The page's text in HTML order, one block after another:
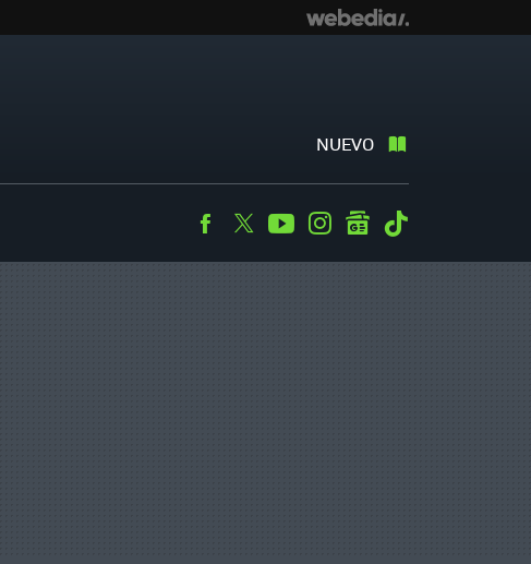
NUEVO
Facebook
TwitterYoutubeInstagramgooglenews